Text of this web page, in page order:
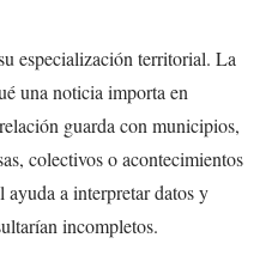
especialización territorial. La
una noticia importa en
guarda con municipios,
colectivos o acontecimientos
ayuda a interpretar datos y
incompletos.